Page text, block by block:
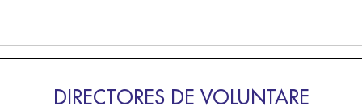
DIRECTORES DE VOLUNTARE